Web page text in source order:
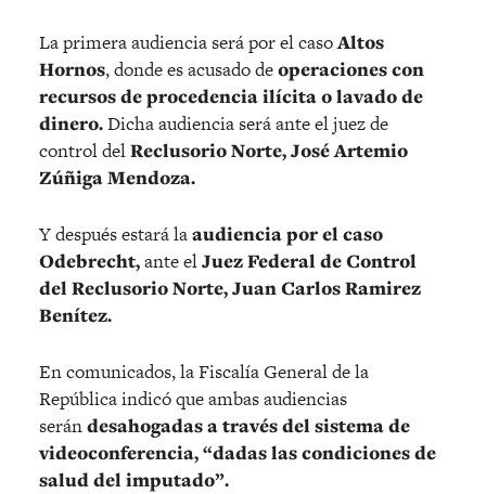
La primera audiencia será por el casoAltos
Hornos, donde es acusado deoperaciones con
recursos de procedencia ilícita o lavado de
dinero.Dicha audiencia será ante el juez de
control delReclusorio Norte, José Artemio
Zúñiga Mendoza.
Y después estará laaudiencia por el caso
Odebrecht,ante elJuez Federal de Control
del Reclusorio Norte, Juan Carlos Ramirez
Benítez.
En comunicados, la Fiscalía General de la
República indicó que ambas audiencias
serándesahogadas a través del sistema de
videoconferencia, “dadas las condiciones de
salud del imputado”.